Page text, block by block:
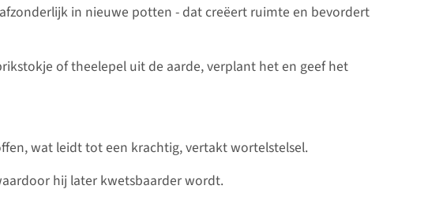
in nieuwe potten - dat creëert ruimte en bevordert
of theelepel uit de aarde, verplant het en geef het
wat leidt tot een krachtig, vertakt wortelstelsel.
hij later kwetsbaarder wordt.